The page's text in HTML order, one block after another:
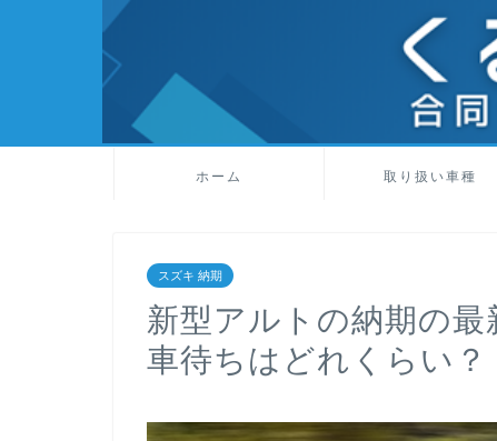
ホーム 取り扱い車種
スズキ 納期
新型アルトの納期の
車待ちはどれくらい？